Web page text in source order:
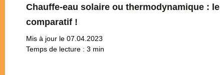
Chauffe-eau solaire ou thermodynamique : le
comparatif !
Mis à jour le 07.04.2023
Temps de lecture : 3 min